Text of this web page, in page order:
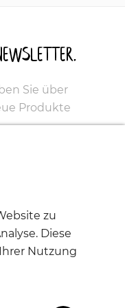
Sie über
Produkte
zu
Diese
Nutzung